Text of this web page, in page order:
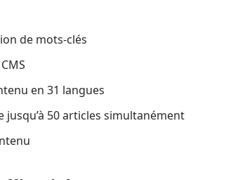
de mots-clés
en 31 langues
50 articles simultanément